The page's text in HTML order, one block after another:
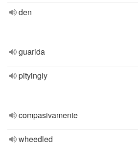
den
guarida
pityingly
compasivamente
wheedled